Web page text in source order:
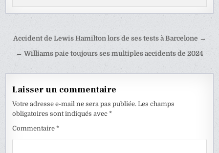
Navigation
de
Accident de Lewis Hamilton lors de ses tests à Barcelone →
← Williams paie toujours ses multiples accidents de 2024
Laisser un commentaire
Votre adresse e-mail ne sera pas publiée. Les champs
obligatoires sont indiqués avec*
Commentaire*